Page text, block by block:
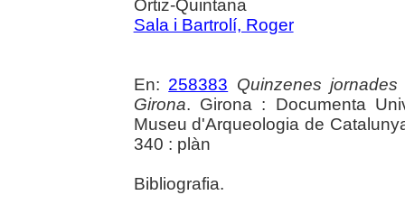
Ortiz-Quintana
Sala i Bartrolí, Roger
En: 258383 Quinzenes
Girona. Girona : Documenta
Museu d'Arqueologia de
340 : plàn
Bibliografia.